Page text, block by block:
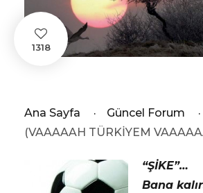
1318
Ana Sayfa · Güncel Forum ·
(VAAAAAH TÜRKİYEM
“ŞİKE”…
Bana